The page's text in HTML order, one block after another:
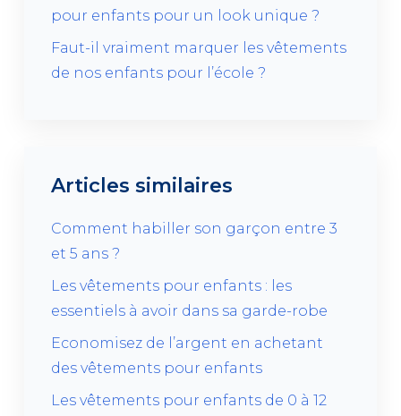
pour enfants pour un look unique ?
Faut-il vraiment marquer les vêtements
de nos enfants pour l’école ?
Articles similaires
Comment habiller son garçon entre 3
et 5 ans ?
Les vêtements pour enfants : les
essentiels à avoir dans sa garde-robe
Economisez de l’argent en achetant
des vêtements pour enfants
Les vêtements pour enfants de 0 à 12